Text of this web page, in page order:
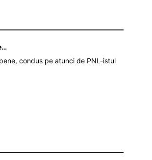
condus pe atunci de PNL-istul